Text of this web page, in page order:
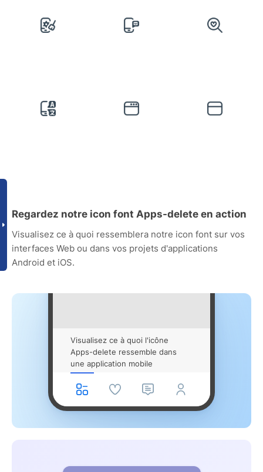
Regardez notre icon font Apps-delete en action
Visualisez ce à quoi ressemblera notre icon font sur vos
interfaces Web ou dans vos projets d'applications
Android et iOS.
Visualisez ce à quoi l'icône
Apps-delete ressemble dans
une application mobile